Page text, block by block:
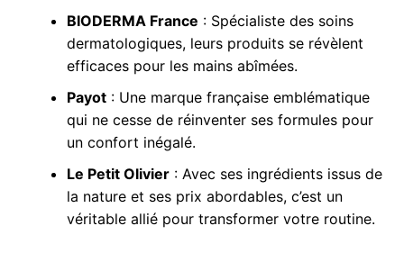
BIODERMA France : Spécialiste des soins
dermatologiques, leurs produits se révèlent
efficaces pour les mains abîmées.
Payot: Une marque française emblématique
qui ne cesse de réinventer ses formules pour
un confort inégalé.
Le Petit Olivier: Avec ses ingrédients issus de
la nature et ses prix abordables, c’est un
véritable allié pour transformer votre routine.